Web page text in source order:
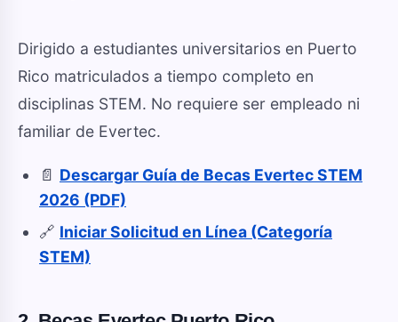
Dirigido a estudiantes universitarios en Puerto
Rico matriculados a tiempo completo en
disciplinas STEM. No requiere ser empleado ni
familiar de Evertec.
📄 Descargar Guía de Becas Evertec STEM
2026 (PDF)
🔗 Iniciar Solicitud en Línea (Categoría
STEM)